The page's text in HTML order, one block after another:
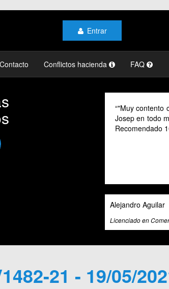
Entrar
Contacto Conflictos hacienda FAQ
"Muy contento con el
Josep en todo momento, mi gestoría
Recomendado 100% "
Licenciado en Comercio Internacional
21 - 19/05/